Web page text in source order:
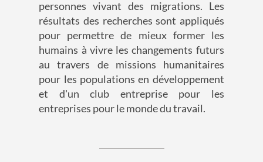
personnes vivant des migrations. Les
résultats des recherches sont appliqués
pour permettre de mieux former les
humains à vivre les changements futurs
au travers de missions humanitaires
pour les populations en développement
et d'un club entreprise pour les
entreprises pour le monde du travail.